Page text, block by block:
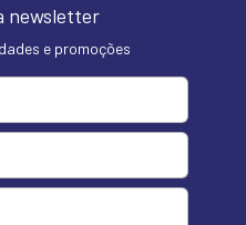
newsletter
e promoções